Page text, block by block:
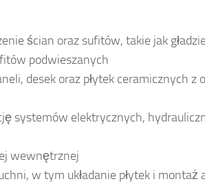
ścian oraz sufitów, takie jak
podwieszanych
desek oraz płytek ceramicznych z
systemów elektrycznych,
wewnętrznej
w tym układanie płytek i montaż